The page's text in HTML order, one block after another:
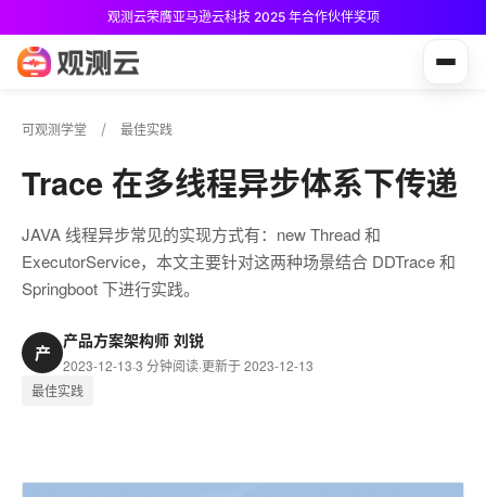
观测云免费版现已推出！
可观测学堂 最佳实践
Trace 在多线程异步体系下传递
JAVA 线程异步常见的实现方式有：new Thread 和
ExecutorService，本文主要针对这两种场景结合 DDTrace 和
Springboot 下进行实践。
产
产品方案架构师 刘锐
2023-12-13·3 分钟阅读·更新于 2023-12-13
最佳实践